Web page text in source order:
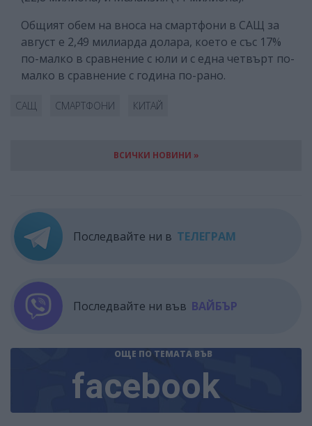
Общият обем на вноса на смартфони в САЩ за
август е 2,49 милиарда долара, което е със 17%
по-малко в сравнение с юли и с една четвърт по-
малко в сравнение с година по-рано.
САЩ СМАРТФОНИ КИТАЙ
ВСИЧКИ НОВИНИ »
Последвайте ни в ТЕЛЕГРАМ
Последвайте ни във ВАЙБЪР
ОЩЕ ПО ТЕМАТА ВЪВ
facebook